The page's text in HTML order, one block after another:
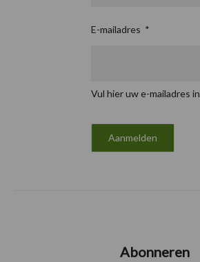
E-mailadres *
Vul hier uw e-mailadres in
Abonneren